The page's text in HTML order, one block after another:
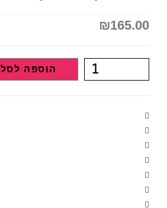
₪165.00
הוספה לסל